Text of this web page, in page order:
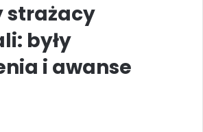
strażacy
były
i awanse